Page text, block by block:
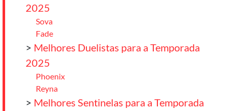
2025
Sova
Fade
> Melhores Duelistas para a Temporada
2025
Phoenix
Reyna
> Melhores Sentinelas para a Temporada